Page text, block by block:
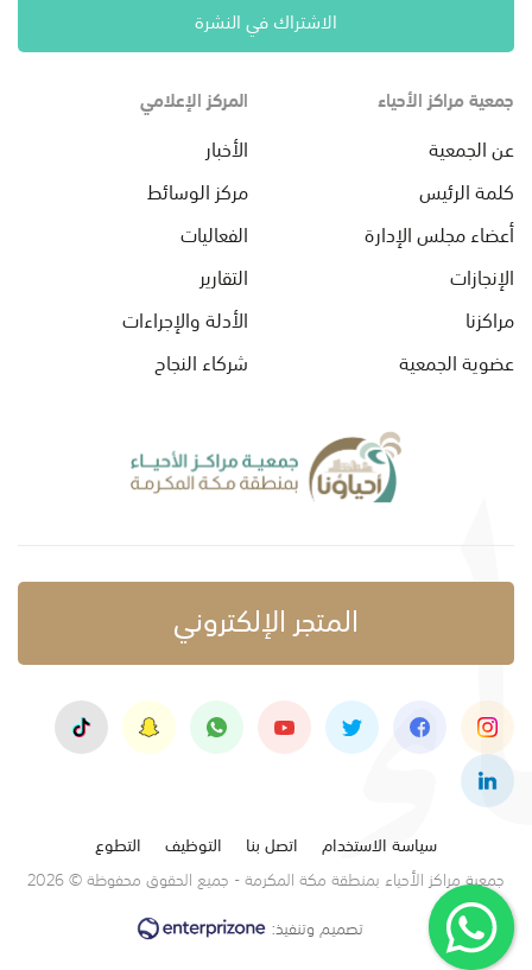
الاشتراك في النشرة
جمعية مراكز الأحياء
عن الجمعية
كلمة الرئيس
أعضاء مجلس الإدارة
الإنجازات
مراكزنا
عضوية الجمعية
المركز الإعلامي
الأخبار
مركز الوسائط
الفعاليات
التقارير
الأدلة والإجراءات
شركاء النجاح
المتجر الإلكتروني
سياسة الاستخدام اتصل بنا التوظيف
التطوع
جمعية مراكز الأحياء بمنطقة مكة المكرمة - جميع الحقوق محفوظة © 2026
تصميم وتنفيذ: